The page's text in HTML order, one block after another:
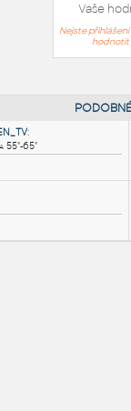
Vaše
Nejste
hodnotit